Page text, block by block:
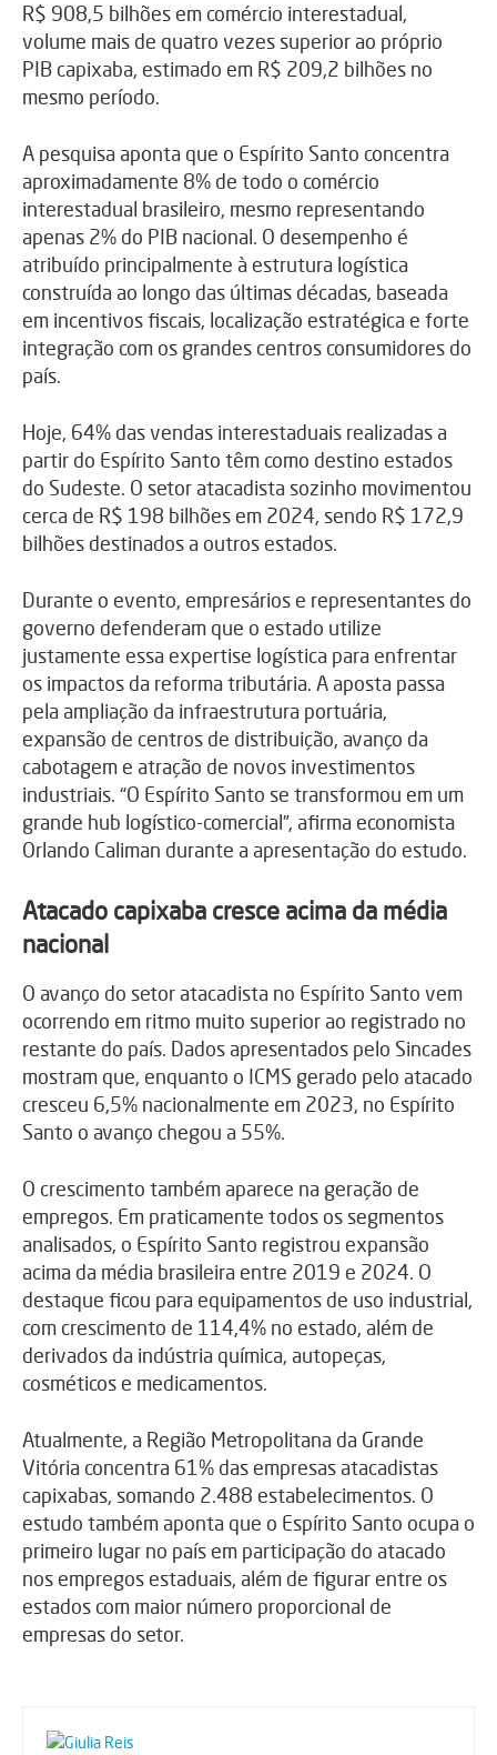
R$ 908,5 bilhões em comércio interestadual,
volume mais de quatro vezes superior ao próprio
PIB capixaba, estimado em R$ 209,2 bilhões no
mesmo período.
A pesquisa aponta que o Espírito Santo concentra
aproximadamente 8% de todo o comércio
interestadual brasileiro, mesmo representando
apenas 2% do PIB nacional. O desempenho é
atribuído principalmente à estrutura logística
construída ao longo das últimas décadas, baseada
em incentivos fiscais, localização estratégica e forte
integração com os grandes centros consumidores do
país.
Hoje, 64% das vendas interestaduais realizadas a
partir do Espírito Santo têm como destino estados
do Sudeste. O setor atacadista sozinho movimentou
cerca de R$ 198 bilhões em 2024, sendo R$ 172,9
bilhões destinados a outros estados.
Durante o evento, empresários e representantes do
governo defenderam que o estado utilize
justamente essa expertise logística para enfrentar
os impactos da reforma tributária. A aposta passa
pela ampliação da infraestrutura portuária,
expansão de centros de distribuição, avanço da
cabotagem e atração de novos investimentos
industriais. “O Espírito Santo se transformou em um
grande hub logístico-comercial”, afirma economista
Orlando Caliman durante a apresentação do estudo.
Atacado capixaba cresce acima da média
nacional
O avanço do setor atacadista no Espírito Santo vem
ocorrendo em ritmo muito superior ao registrado no
restante do país. Dados apresentados pelo Sincades
mostram que, enquanto o ICMS gerado pelo atacado
cresceu 6,5% nacionalmente em 2023, no Espírito
Santo o avanço chegou a 55%.
O crescimento também aparece na geração de
empregos. Em praticamente todos os segmentos
analisados, o Espírito Santo registrou expansão
acima da média brasileira entre 2019 e 2024. O
destaque ficou para equipamentos de uso industrial,
com crescimento de 114,4% no estado, além de
derivados da indústria química, autopeças,
cosméticos e medicamentos.
Atualmente, a Região Metropolitana da Grande
Vitória concentra 61% das empresas atacadistas
capixabas, somando 2.488 estabelecimentos. O
estudo também aponta que o Espírito Santo ocupa o
primeiro lugar no país em participação do atacado
nos empregos estaduais, além de figurar entre os
estados com maior número proporcional de
empresas do setor.